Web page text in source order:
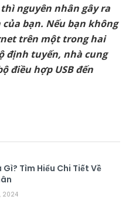
nguyên nhân gây ra
của bạn. Nếu bạn không
trên một trong hai
định tuyến, nhà cung
điều hợp USB đến
Tìm Hiểu Chi Tiết Về
2024